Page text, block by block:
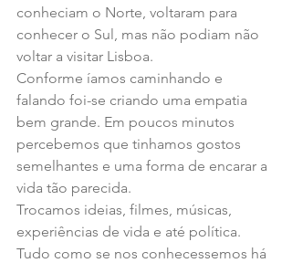
conheciam o Norte, voltaram para
conhecer o Sul, mas não podiam não
voltar a visitar Lisboa.
Conforme íamos caminhando e
falando foi-se criando uma empatia
bem grande. Em poucos minutos
percebemos que tinhamos gostos
semelhantes e uma forma de encarar a
vida tão parecida.
Trocamos ideias, filmes, músicas,
experiências de vida e até política.
Tudo como se nos conhecessemos há